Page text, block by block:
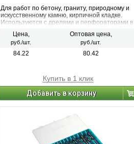
Для работ по бетону, граниту, природному и
искусственному камню, кирпичной кладке.
Используются с дрелями и перфораторами в
Цена,
руб./шт.
Оптовая цена,
руб./шт.
84.22 80.42
Купить в 1 клик
Добавить в корзину